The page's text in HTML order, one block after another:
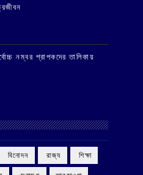
নম্বর প্রাপকদের তালিকায়
‌ বিনোদন ‌ রাজ্য ‌ শিক্ষা